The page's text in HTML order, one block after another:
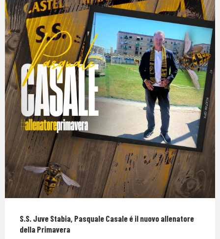
S.S. Juve Stabia, Pasquale Casale é il nuovo allenatore
della Primavera